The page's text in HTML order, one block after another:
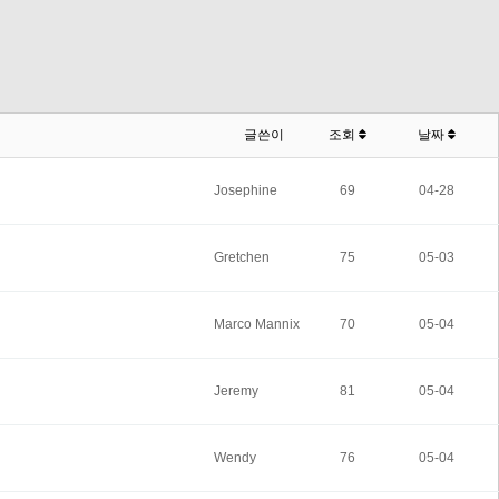
글쓴이 조회 날짜
Josephine 69 04-28
Gretchen 75 05-03
Marco Mannix 70 05-04
Jeremy 81 05-04
Wendy 76 05-04